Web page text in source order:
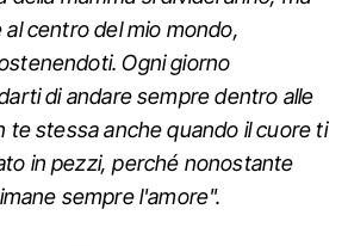
centro del mio mondo,
Ogni giorno
di andare sempre dentro alle
te stessa anche quando il cuore ti
in pezzi, perché nonostante
sempre l'amore".